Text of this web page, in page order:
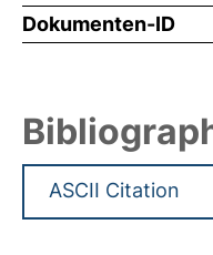
Dokumenten-ID